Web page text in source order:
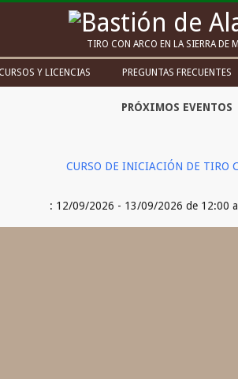
Bastión
de
Alanos
TIRO CON ARCO EN LA SIERRA DE
Y LICENCIAS PREGUNTAS FRECUENTES
PRÓXIMOS EVENTOS
CURSO DE INICIACIÓN DE TIRO
: 12/09/2026 - 13/09/2026 de 12:00